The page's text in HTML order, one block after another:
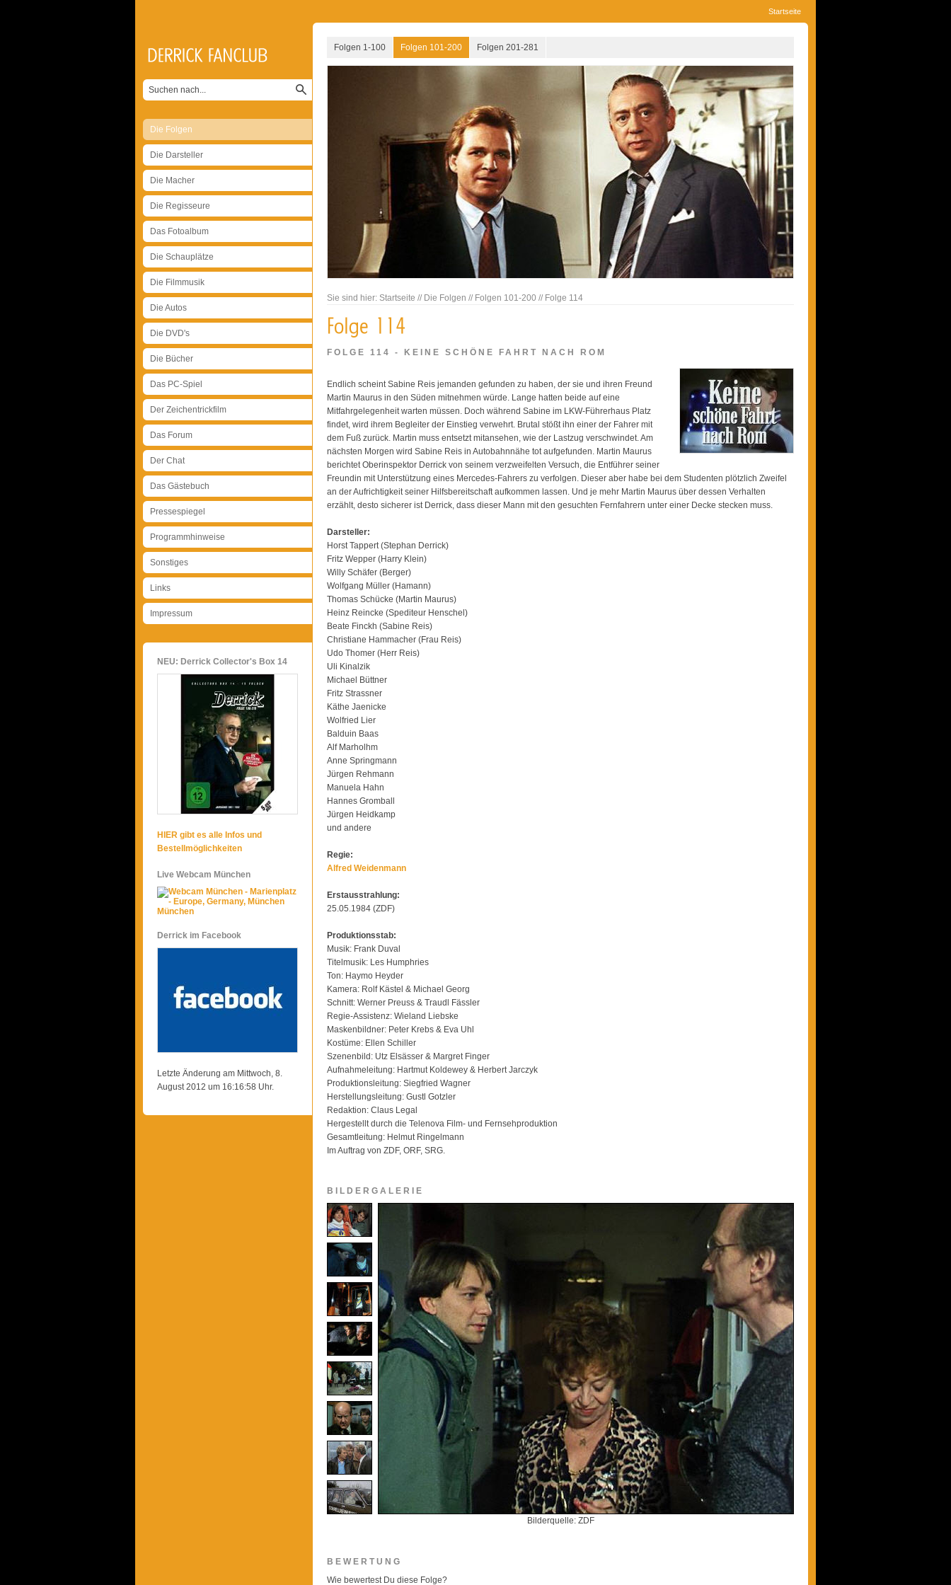
Startseite
Die Folgen
Die Darsteller
Die Macher
Die Regisseure
Das Fotoalbum
Die Schauplätze
Die Filmmusik
Die Autos
Die DVD's
Die Bücher
Das PC-Spiel
Der Zeichentrickfilm
Das Forum
Der Chat
Das Gästebuch
Pressespiegel
Programmhinweise
Sonstiges
Links
Impressum
NEU: Derrick Collector's Box 14
HIER gibt es alle Infos und
Bestellmöglichkeiten
Live Webcam München
München
Derrick im Facebook
Letzte Änderung am Mittwoch, 8.
August 2012 um 16:16:58 Uhr.
Folgen 1-100 Folgen 101-200 Folgen 201-281
Sie sind hier: Startseite // Die Folgen // Folgen 101-200 // Folge 114
FOLGE 114 - KEINE SCHÖNE FAHRT NACH ROM
Endlich scheint Sabine Reis jemanden gefunden zu haben, der sie und ihren Freund
Martin Maurus in den Süden mitnehmen würde. Lange hatten beide auf eine
Mitfahrgelegenheit warten müssen. Doch während Sabine im LKW-Führerhaus Platz
findet, wird ihrem Begleiter der Einstieg verwehrt. Brutal stößt ihn einer der Fahrer mit
dem Fuß zurück. Martin muss entsetzt mitansehen, wie der Lastzug verschwindet. Am
nächsten Morgen wird Sabine Reis in Autobahnnähe tot aufgefunden. Martin Maurus
berichtet Oberinspektor Derrick von seinem verzweifelten Versuch, die Entführer seiner
Freundin mit Unterstützung eines Mercedes-Fahrers zu verfolgen. Dieser aber habe bei dem Studenten plötzlich Zweifel
an der Aufrichtigkeit seiner Hilfsbereitschaft aufkommen lassen. Und je mehr Martin Maurus über dessen Verhalten
erzählt, desto sicherer ist Derrick, dass dieser Mann mit den gesuchten Fernfahrern unter einer Decke stecken muss.
Darsteller:
Horst Tappert (Stephan Derrick)
Fritz Wepper (Harry Klein)
Willy Schäfer (Berger)
Wolfgang Müller (Hamann)
Thomas Schücke (Martin Maurus)
Heinz Reincke (Spediteur Henschel)
Beate Finckh (Sabine Reis)
Christiane Hammacher (Frau Reis)
Udo Thomer (Herr Reis)
Uli Kinalzik
Michael Büttner
Fritz Strassner
Käthe Jaenicke
Wolfried Lier
Balduin Baas
Alf Marholhm
Anne Springmann
Jürgen Rehmann
Manuela Hahn
Hannes Gromball
Jürgen Heidkamp
und andere
Regie:
Alfred Weidenmann
Erstausstrahlung:
25.05.1984 (ZDF)
Produktionsstab:
Musik: Frank Duval
Titelmusik: Les Humphries
Ton: Haymo Heyder
Kamera: Rolf Kästel & Michael Georg
Schnitt: Werner Preuss & Traudl Fässler
Regie-Assistenz: Wieland Liebske
Maskenbildner: Peter Krebs & Eva Uhl
Kostüme: Ellen Schiller
Szenenbild: Utz Elsässer & Margret Finger
Aufnahmeleitung: Hartmut Koldewey & Herbert Jarczyk
Produktionsleitung: Siegfried Wagner
Herstellungsleitung: Gustl Gotzler
Redaktion: Claus Legal
Hergestellt durch die Telenova Film- und Fernsehproduktion
Gesamtleitung: Helmut Ringelmann
Im Auftrag von ZDF, ORF, SRG.
BILDERGALERIE
Bilderquelle: ZDF
BEWERTUNG
Wie bewertest Du diese Folge?